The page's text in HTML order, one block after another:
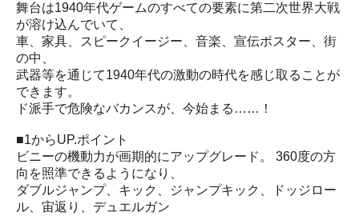
舞台は1940年代ゲームのすべての要素に第二次世界大戦
が溶け込んでいて、
車、家具、スピークイージー、音楽、宣伝ポスター、街
の中、
武器等を通じて1940年代の激動の時代を感じ取ることが
できます。
ド派手で危険なバカンスが、今始まる……！
■1からUP.ポイント
ビニーの機動力が画期的にアップグレード。 360度の方
向を照準できるようになり、
ダブルジャンプ、キック、ジャンプキック、ドッジロー
ル、宙返り、デュエルガン